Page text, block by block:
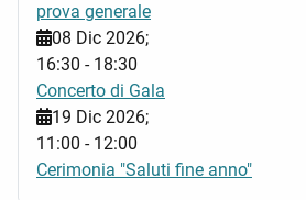
prova generale
08 Dic 2026;
16:30 - 18:30
Concerto di Gala
19 Dic 2026;
11:00 - 12:00
Cerimonia "Saluti fine anno"